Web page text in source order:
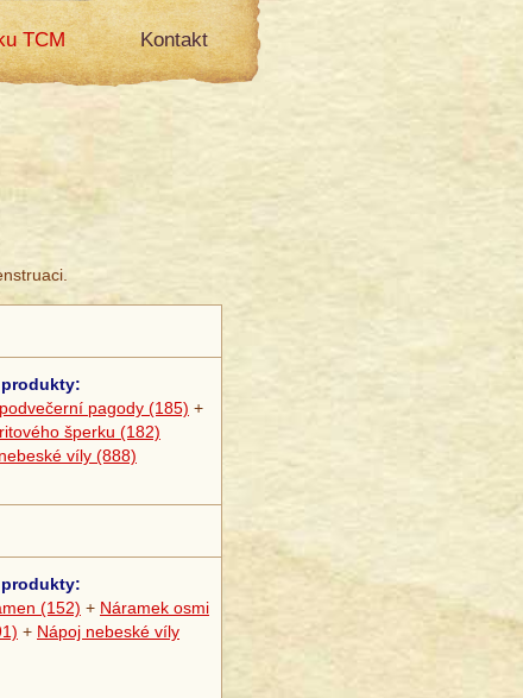
TCM Kontakt
pagody (185) +
šperku (182)
víly (888)
(152) + Náramek osmi
+ Nápoj nebeské víly